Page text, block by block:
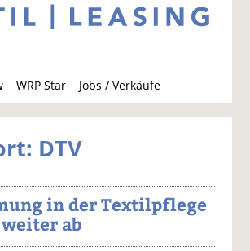
WRP Star Jobs / Verkäufe
u
c
DTV
in der Textilpflege
ab